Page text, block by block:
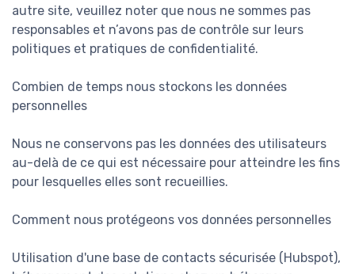
autre site, veuillez noter que nous ne sommes pas
responsables et n’avons pas de contrôle sur leurs
politiques et pratiques de confidentialité.
Combien de temps nous stockons les données
personnelles
Nous ne conservons pas les données des utilisateurs
au-delà de ce qui est nécessaire pour atteindre les fins
pour lesquelles elles sont recueillies.
Comment nous protégeons vos données personnelles
Utilisation d'une base de contacts sécurisée (Hubspot),